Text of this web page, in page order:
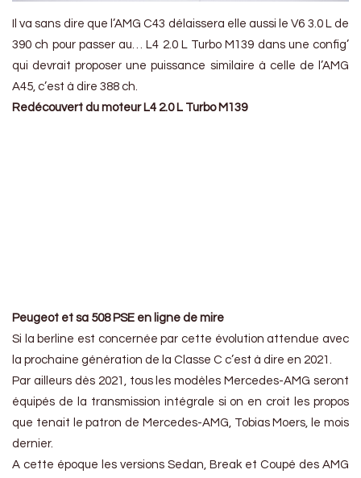
Il va sans dire que l’AMG C43 délaissera elle aussi le V6 3.0 L de
390 ch pour passer au… L4 2.0 L Turbo M139 dans une config’
qui devrait proposer une puissance similaire à celle de l’AMG
A45, c’est à dire 388 ch.
Redécouvert du moteur L4 2.0 L Turbo M139
https://www.youtube.com/watch?v=MdMQ4OjbYng
Peugeot et sa 508 PSE en ligne de mire
Si la berline est concernée par cette évolution attendue avec
la prochaine génération de la Classe C c’est à dire en 2021.
Par ailleurs dès 2021, tous les modèles Mercedes-AMG seront
équipés de la transmission intégrale si on en croit les propos
que tenait le patron de Mercedes-AMG, Tobias Moers, le mois
dernier.
A cette époque les versions Sedan, Break et Coupé des AMG